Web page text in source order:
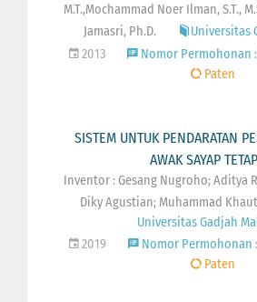
M.T.,Mochammad Noer Ilman, S.T.,
Jamasri, Ph.D.
Universitas
2013
Nomor Permohonan
Paten
SISTEM UNTUK PENDARATAN
AWAK SAYAP TETAP
Inventor : Gesang Nugroho; Aditya
Diky Agustian; Muhammad
Universitas Gadjah
2019
Nomor Permohonan
Paten